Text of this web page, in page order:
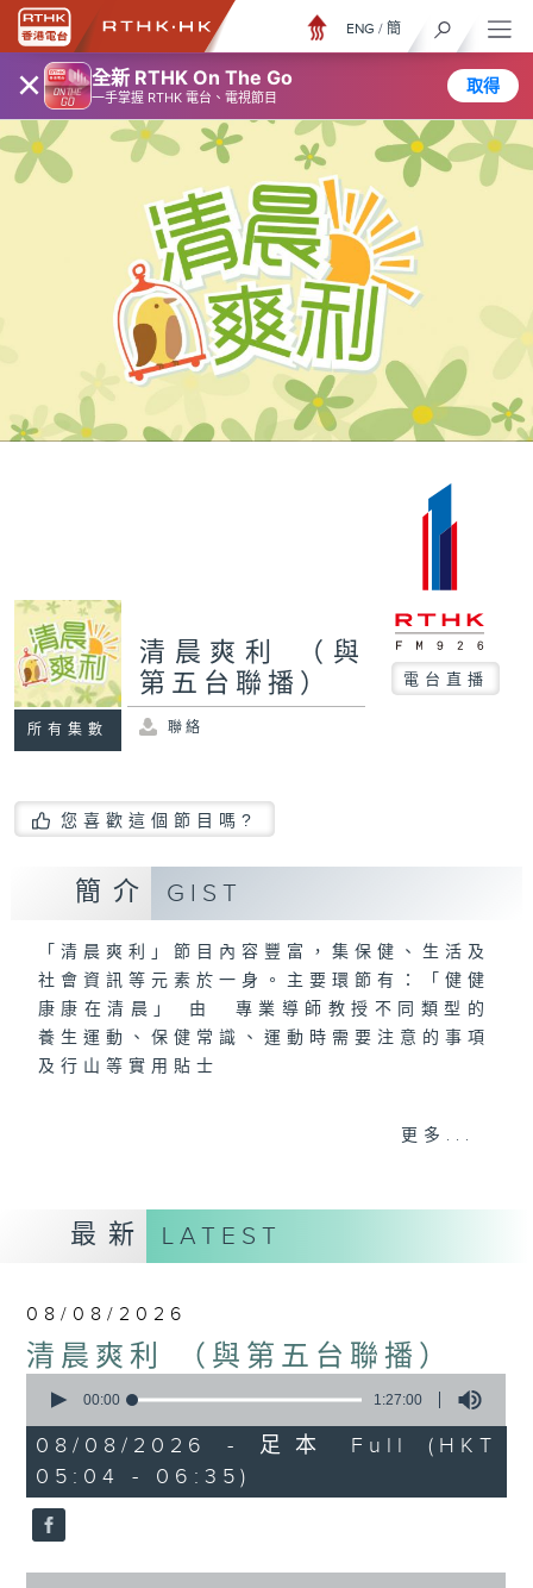
× 全新 RTHK On The Go
一手掌握 RTHK 電台、電視節目
取得
ENG / 簡
所有集數
清晨爽利 （與
第五台聯播）
電台直播
聯絡
您喜歡這個節目嗎?
簡介 GIST
「清晨爽利」節目內容豐富，集保健、生活及
社會資訊等元素於一身。主要環節有：「健健
康康在清晨」 由 專業導師教授不同類型的
養生運動、保健常識、運動時需要注意的事項
及行山等實用貼士
清晨爽利之齊齊做早操
更多...
最新 LATEST
08/08/2026
清晨爽利 （與第五台聯播）
seconds
1
hour,
27
minutes,
0
seconds
00:00 1:27:00
08/08/2026 - 足本 Full (HKT
05:04 - 06:35)